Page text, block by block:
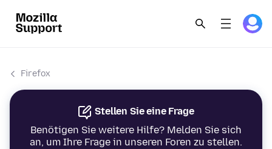
Firefox
Stellen Sie eine Frage
Benötigen Sie weitere Hilfe? Melden Sie sich
an, um Ihre Frage in unseren Foren zu stellen.